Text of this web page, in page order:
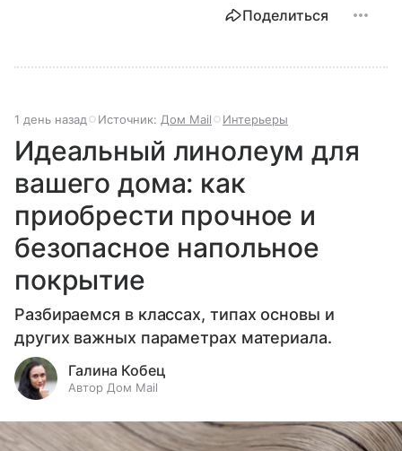
Поделиться
1 день назад Источник: Дом Mail Интерьеры
Идеальный линолеум для
вашего дома: как
приобрести прочное и
безопасное напольное
покрытие
Разбираемся в классах, типах основы и
других важных параметрах материала.
Галина Кобец
Автор Дом Mail